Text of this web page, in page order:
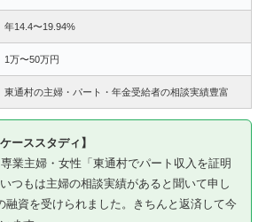
年14.4〜19.94%
1万〜50万円
東通村の主婦・パート・年金受給者の相談実績豊富
ーススタディ】
業主婦・女性「東通村でパート収入を証明
つもは主婦の相談実績があると聞いて申し
融資を受けられました。きちんと返済して今